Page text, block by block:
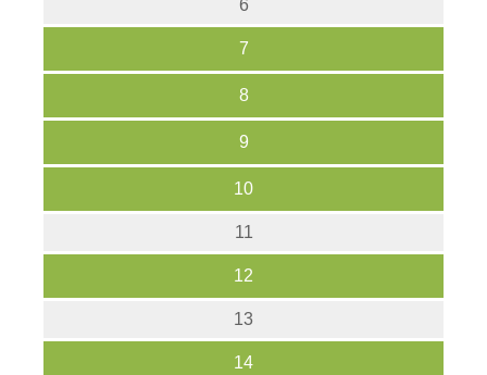
6
7
8
9
10
11
12
13
14